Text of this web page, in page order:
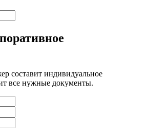
составит индивидуальное
все нужные документы.